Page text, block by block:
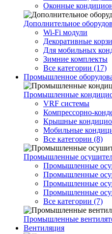
Оконные
Дополнительное
Wi-Fi модули
Декоративные
Для мобильных
Зимние комплекты
Все категории (17)
Промышленное
Промышленные
VRF системы
Компрессорно-
Крышные
Мобильные
Все категории (8)
Промышленные
Промышленные
Промышленные
Промышленные
Промышленные
Все категории (7)
Промышленные
Вентиляция